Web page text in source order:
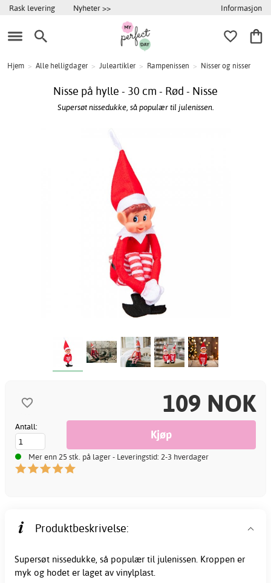
Rask levering Nyheter >> Informasjon
Hjem > Alle helligdager > Juleartikler > Rampenissen > Nisser og nisser
Nisse på hylle - 30 cm - Rød - Nisse
Supersøt nissedukke, så populær til julenissen.
109 NOK
Antall:
Mer enn 25 stk. på lager - Leveringstid: 2-3 hverdager
Produktbeskrivelse:
Supersøt nissedukke, så populær til julenissen. Kroppen er
myk og hodet er laget av vinylplast.